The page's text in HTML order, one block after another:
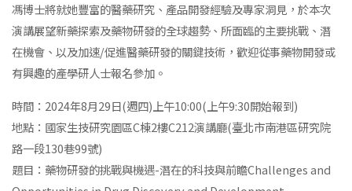
馮博士將就她豐富的醫藥研究、產品開發經驗及專家洞見，於本次
演講展望新藥探索及藥物研發的全球趨勢、所面臨的主要挑戰、潛
在機會、以及加速/促進醫藥研發的關鍵技術，歡迎從事藥物開發或
有興趣的產學研人士報名參加。
時間：2024年8月29日(週四)上午10:00(上午9:30開始報到)
地點：國家生技研究園區C棟2樓C212演講廳(臺北市南港區研究院
路一段130巷99號)
題目：藥物研發的挑戰與機遇-潛在的科技與前瞻Challenges and